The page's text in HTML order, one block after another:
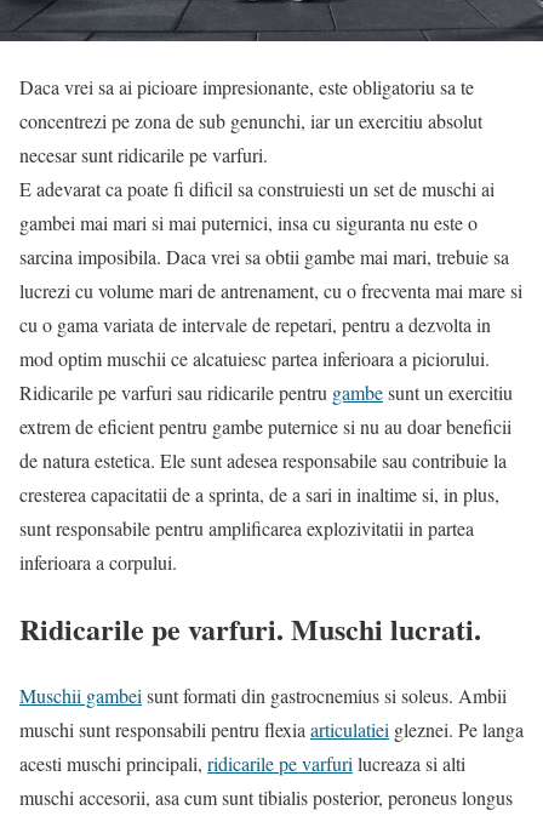
Daca vrei sa ai picioare impresionante, este obligatoriu sa te
concentrezi pe zona de sub genunchi, iar un exercitiu absolut
necesar sunt ridicarile pe varfuri.
E adevarat ca poate fi dificil sa construiesti un set de muschi ai
gambei mai mari si mai puternici, insa cu siguranta nu este o
sarcina imposibila. Daca vrei sa obtii gambe mai mari, trebuie sa
lucrezi cu volume mari de antrenament, cu o frecventa mai mare si
cu o gama variata de intervale de repetari, pentru a dezvolta in
mod optim muschii ce alcatuiesc partea inferioara a piciorului.
Ridicarile pe varfuri sau ridicarile pentru gambesunt un exercitiu
extrem de eficient pentru gambe puternice si nu au doar beneficii
de natura estetica. Ele sunt adesea responsabile sau contribuie la
cresterea capacitatii de a sprinta, de a sari in inaltime si, in plus,
sunt responsabile pentru amplificarea explozivitatii in partea
inferioara a corpului.
Ridicarile pe varfuri. Muschi lucrati.
Muschii gambei sunt formati din gastrocnemius si soleus. Ambii
muschi sunt responsabili pentru flexia articulatiei gleznei. Pe langa
acesti muschi principali, ridicarile pe varfuri lucreaza si alti
muschi accesorii, asa cum sunt tibialis posterior, peroneus longus